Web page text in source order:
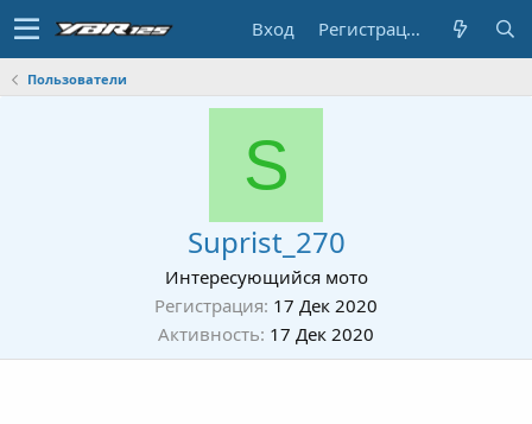
Вход Регистрация
Пользователи
S
Suprist_270
Интересующийся мото
Регистрация 17 Дек 2020
Активность 17 Дек 2020